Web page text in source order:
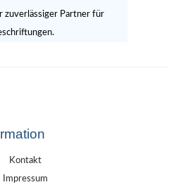
zuverlässiger Partner für
Kontakt
Impressum